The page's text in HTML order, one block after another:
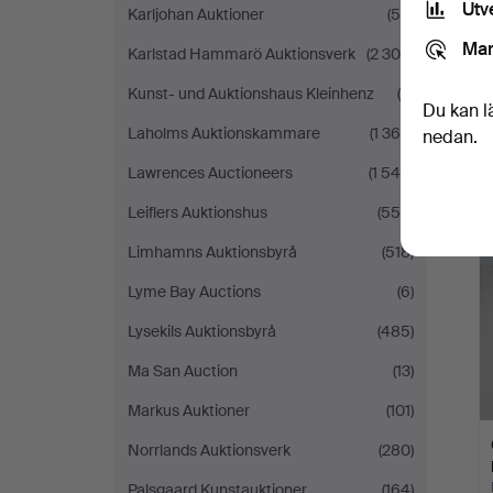
Karljohan Auktioner
(59)
Karlstad Hammarö Auktionsverk (2 300)
Kunst- und Auktionshaus Kleinhenz
(9)
Laholms Auktionskammare
(1 364)
Lawrences Auctioneers
(1 546)
Leiflers Auktionshus
(558)
Limhamns Auktionsbyrå
(518)
Lyme Bay Auctions
(6)
Lysekils Auktionsbyrå
(485)
Ma San Auction
(13)
Markus Auktioner
(101)
Norrlands Auktionsverk
(280)
Du kan
nedan.